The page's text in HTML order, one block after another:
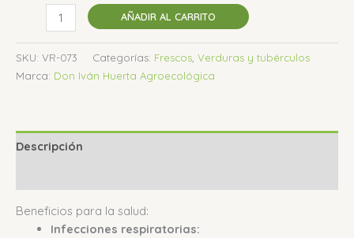
AÑADIR AL CARRITO
SKU: VR-073 Categorías: Frescos Verduras y tubérculos
Marca: Don Iván Huerta Agroecológica
Descripción
Beneficios para la salud:
Infecciones respiratorias: